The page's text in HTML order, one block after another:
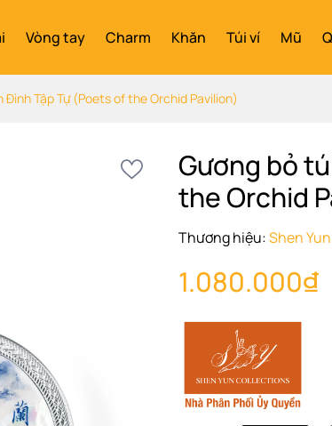
Vòng tay Charm Khăn Túi ví Mũ
Đình Tập Tự (Poets of the Orchid Pavilion)
Gương bỏ
the Orchid
Thương hiệu:Shen
1.080.000₫